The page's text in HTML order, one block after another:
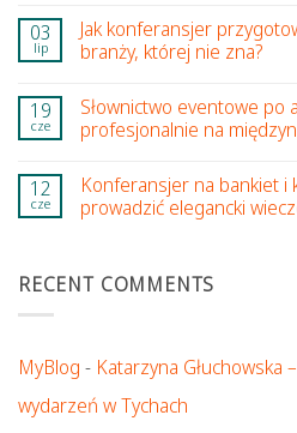
03
lip
Jak konferansjer
branży, której nie zna?
19
cze
Słownictwo eventowe po
profesjonalnie na
12
cze
Konferansjer na bankiet i
prowadzić elegancki
RECENT COMMENTS
MyBlog - Katarzyna
wydarzeń w Tychach